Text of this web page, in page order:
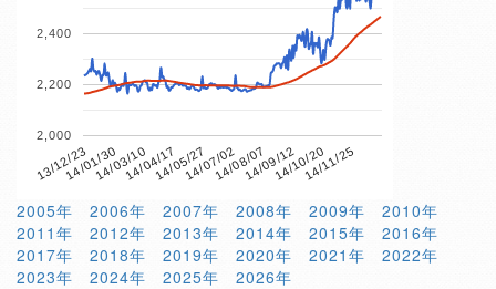
13/12/2314/01/3014/03/1014/04/1714/05/2714/07/0214/08/0714/09/1214/10/2014/11/25
2,000
2,200
2,400
2005年 2006年 2007年 2008年 2009年
2010年
2011年
2012年 2013年 2014年 2015年
2016年
2017年
2018年 2019年 2020年 2021年
2022年
2023年
2024年 2025年 2026年